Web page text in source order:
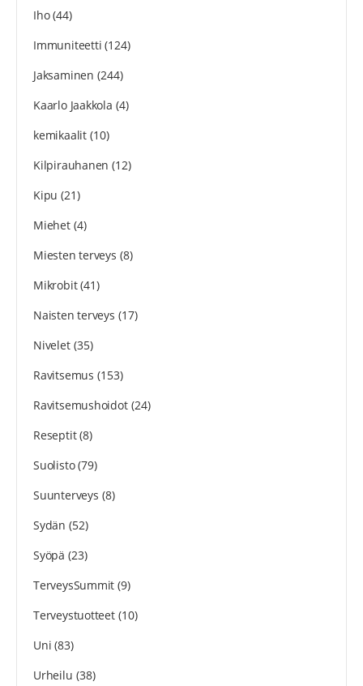
Iho(44)
Immuniteetti (124)
Jaksaminen (244)
Kaarlo Jaakkola (4)
kemikaalit(10)
Kilpirauhanen (12)
Kipu (21)
Miehet(4)
Miesten terveys (8)
Mikrobit(41)
Naisten terveys (17)
Nivelet(35)
Ravitsemus (153)
Ravitsemushoidot(24)
Reseptit(8)
Suolisto(79)
Suunterveys (8)
Sydän (52)
Syöpä (23)
TerveysSummit (9)
Terveystuotteet(10)
Uni (83)
Urheilu (38)